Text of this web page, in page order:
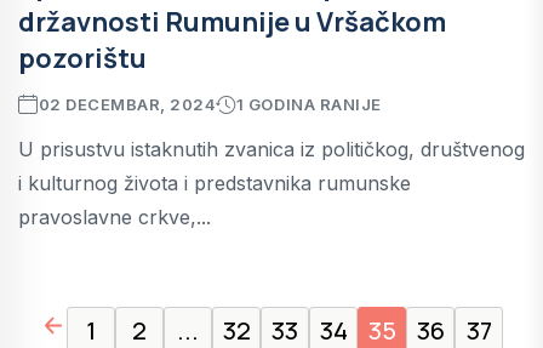
državnosti Rumunije u Vršačkom
pozorištu
02 DECEMBAR, 2024 1 GODINA RANIJE
U prisustvu istaknutih zvanica iz političkog, društvenog
i kulturnog života i predstavnika rumunske
pravoslavne crkve,...
page left arrow
1 2 ... 32 33 34 35 36
37